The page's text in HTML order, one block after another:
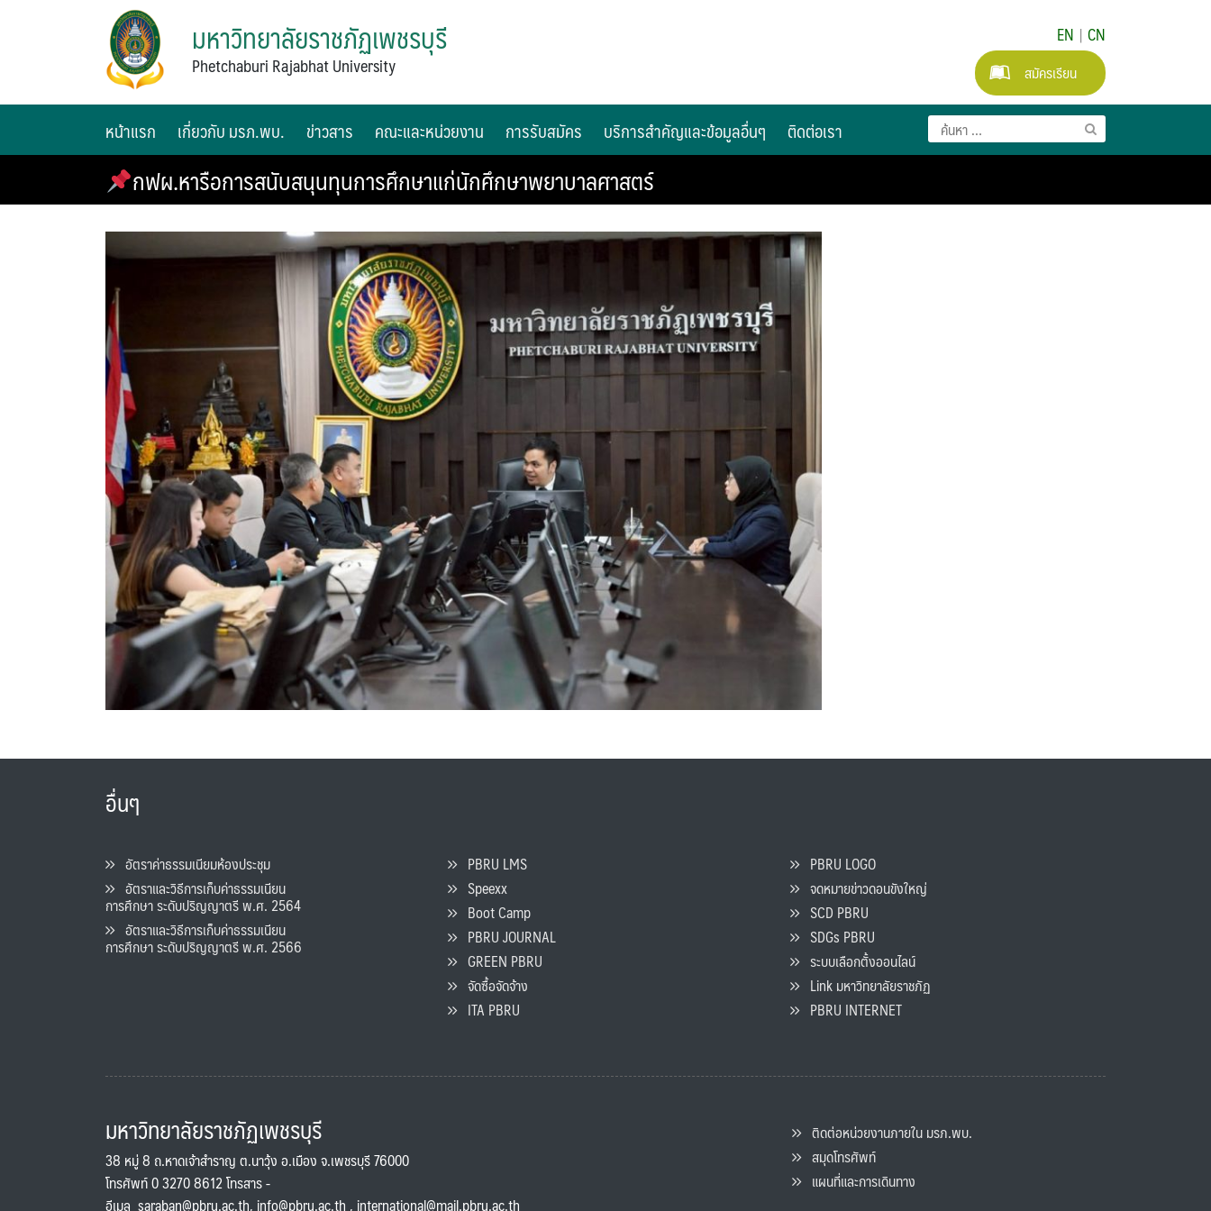
มหาวิทยาลัยราชภัฏเพชรบุรี
Phetchaburi Rajabhat University
EN | CN
สมัครเรียน
หน้าแรก เกี่ยวกับ มรภ.พบ. ข่าวสาร คณะและหน่วยงาน การรับสมัคร บริการสำคัญและข้อมูลอื่นๆ ติดต่อเรา
กฟผ.หารือการสนับสนุนทุนการศึกษาแก่นักศึกษาพยาบาลศาสตร์
อื่นๆ
อัตราค่าธรรมเนียมห้องประชุม
อัตราและวิธีการเก็บค่าธรรมเนียน
การศึกษา ระดับปริญญาตรี พ.ศ. 2564
อัตราและวิธีการเก็บค่าธรรมเนียน
การศึกษา ระดับปริญญาตรี พ.ศ. 2566
PBRU LMS
Speexx
Boot Camp
PBRU JOURNAL
GREEN PBRU
จัดซื้อจัดจ้าง
ITA PBRU
PBRU LOGO
จดหมายข่าวดอนขังใหญ่
SCD PBRU
SDGs PBRU
ระบบเลือกตั้งออนไลน์
Link มหาวิทยาลัยราชภัฏ
PBRU INTERNET
มหาวิทยาลัยราชภัฏเพชรบุรี
38 หมู่ 8 ถ.หาดเจ้าสำราญ ต.นาวุ้ง อ.เมือง จ.เพชรบุรี 76000
โทรศัพท์ 0 3270 8612 โทรสาร -
อีเมล saraban@pbru.ac.th, info@pbru.ac.th , international@mail.pbru.ac.th
ติดต่อหน่วยงานภายใน มรภ.พบ.
สมุดโทรศัพท์
แผนที่และการเดินทาง